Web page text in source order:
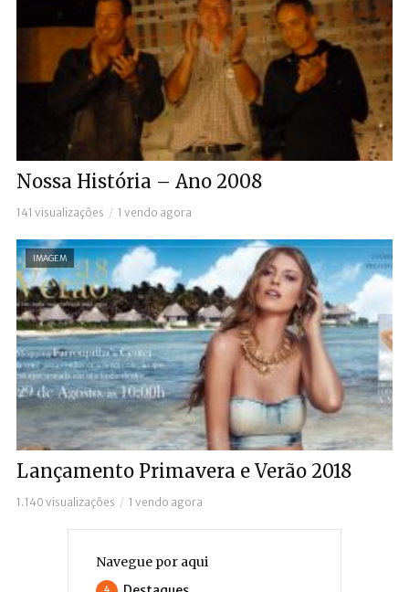
Nossa História – Ano 2008
141 visualizações 1 vendo agora
IMAGEM
Lançamento Primavera e Verão 2018
1.140 visualizações 1 vendo agora
Navegue por aqui
4